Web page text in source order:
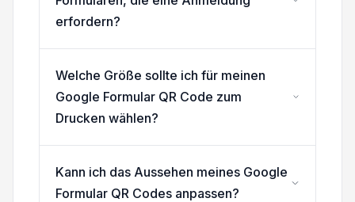
erfordern?
Welche Größe sollte ich für meinen
Google Formular QR Code zum
Drucken wählen?
Kann ich das Aussehen meines Google
Formular QR Codes anpassen?